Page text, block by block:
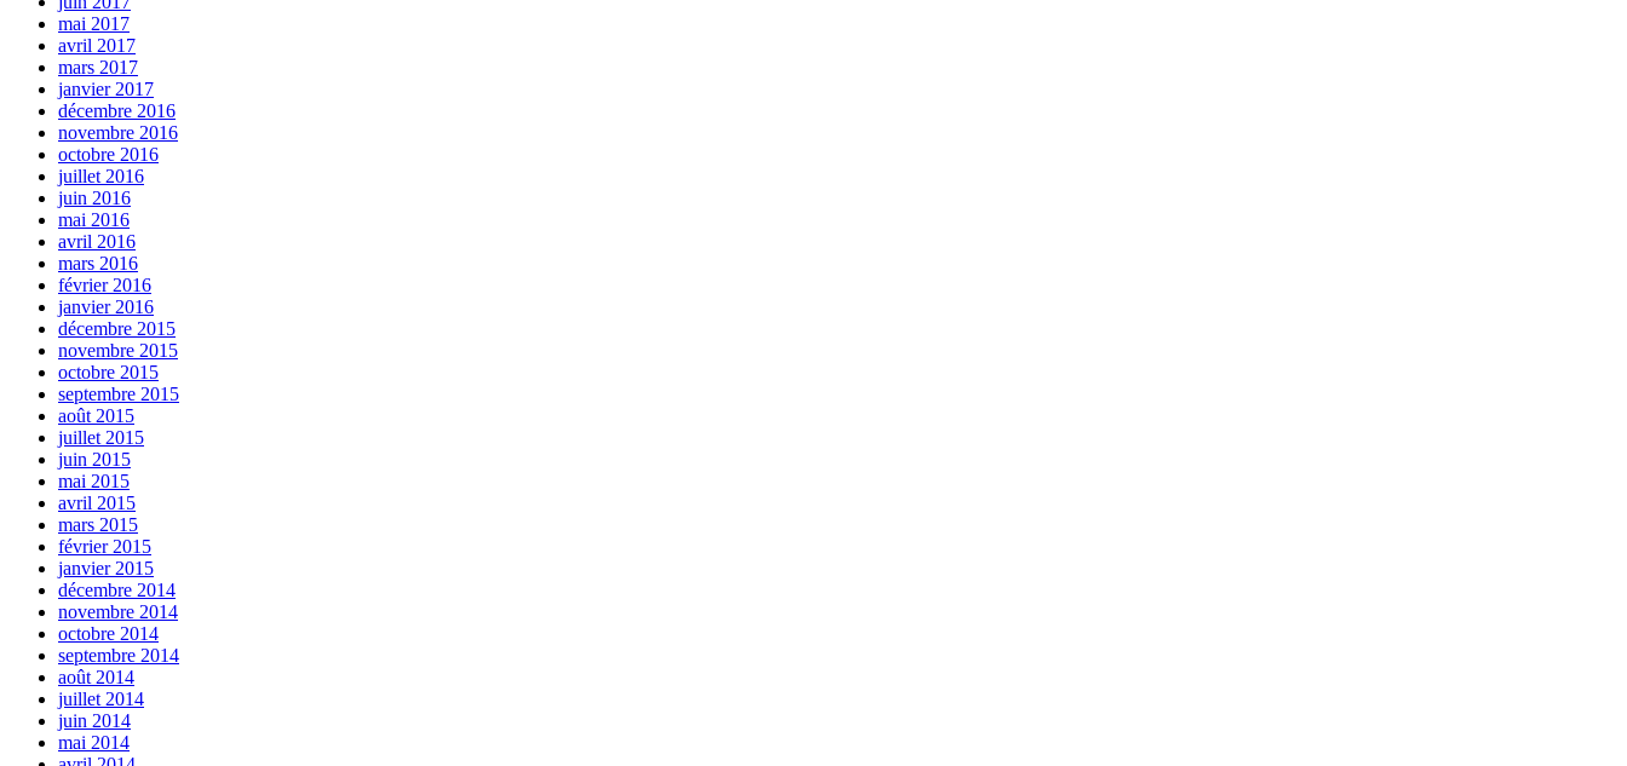
mai 2017
avril 2017
mars 2017
janvier 2017
décembre 2016
novembre 2016
octobre 2016
juillet 2016
juin 2016
mai 2016
avril 2016
mars 2016
février 2016
janvier 2016
décembre 2015
novembre 2015
octobre 2015
septembre 2015
août 2015
juillet 2015
juin 2015
mai 2015
avril 2015
mars 2015
février 2015
janvier 2015
décembre 2014
novembre 2014
octobre 2014
septembre 2014
août 2014
juillet 2014
juin 2014
mai 2014